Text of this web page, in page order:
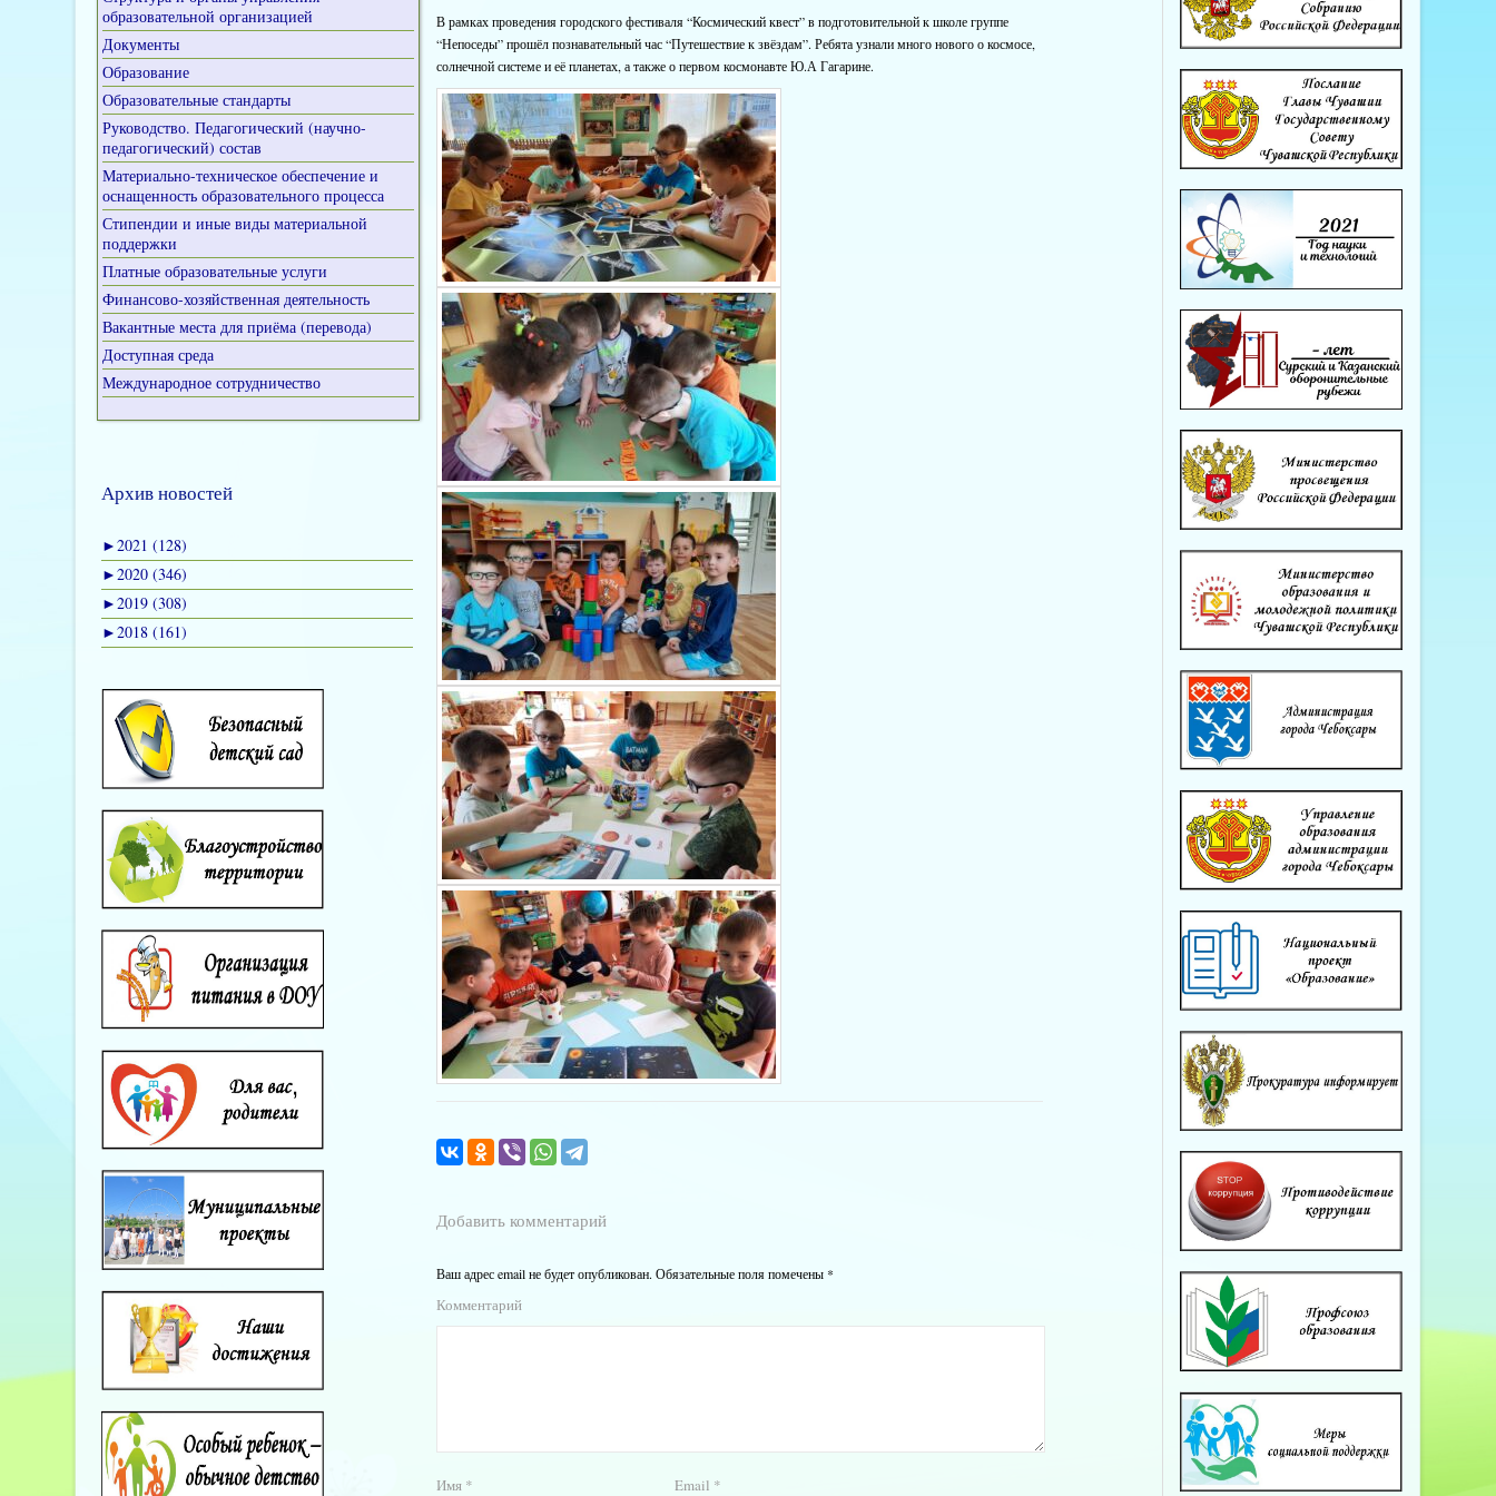
образовательной организацией
Документы
Образование
Образовательные стандарты
Руководство. Педагогический (научно-
педагогический) состав
Материально-техническое обеспечение и
оснащенность образовательного процесса
Стипендии и иные виды материальной
поддержки
Платные образовательные услуги
Финансово-хозяйственная деятельность
Вакантные места для приёма (перевода)
Доступная среда
Международное сотрудничество
Архив новостей
►2021 (128)
►2020 (346)
►2019 (308)
►2018 (161)
В рамках проведения городского фестиваля “Космический квест” в подготовительной к школе группе
“Непоседы” прошёл познавательный час “Путешествие к звёздам”. Ребята узнали много нового о космосе,
солнечной системе и её планетах, а также о первом космонавте Ю.А Гагарине.
Добавить комментарий
Ваш адрес email не будет опубликован. Обязательные поля помечены *
Комментарий
Имя * Email *